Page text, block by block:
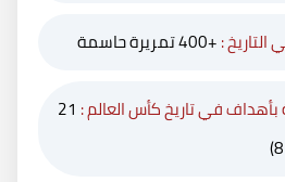
+400 تمريرة حاسمة
في تاريخ كأس العالم : 21